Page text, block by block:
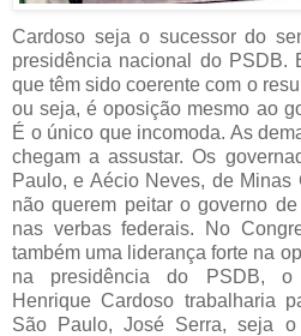
Cardoso seja o sucessor do
presidência nacional do PSDB.
que têm sido coerente com o
ou seja, é oposição mesmo ao
É o único que incomoda. As
chegam a assustar. Os
Paulo, e Aécio Neves, de Minas
não querem peitar o governo
nas verbas federais. No
também uma liderança forte na
na presidência do PSDB, o
Henrique Cardoso trabalharia
São Paulo, José Serra, seja